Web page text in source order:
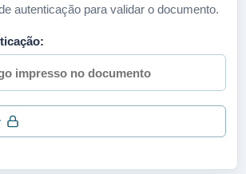
autenticação para validar o documento.